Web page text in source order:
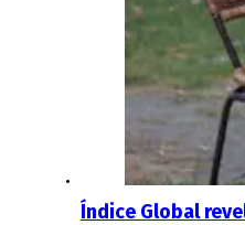
Índice Global